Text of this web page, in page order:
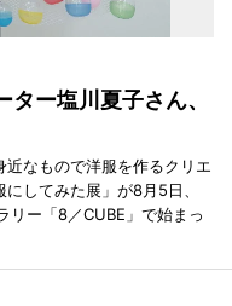
ター塩川夏子さん、
なもので洋服を作るクリエ
してみた展」が8月5日、
リー「8／CUBE」で始まっ